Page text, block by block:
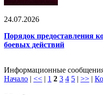
24.07.2026
Порядок предоставления
боевых действий
Информационные сообщения
Начало | << | 1 2 3 4 5 | >> |